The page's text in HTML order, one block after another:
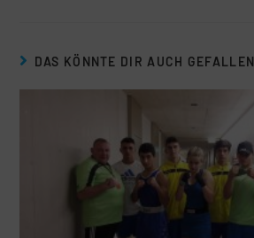
DAS KÖNNTE DIR AUCH GEFALLEN